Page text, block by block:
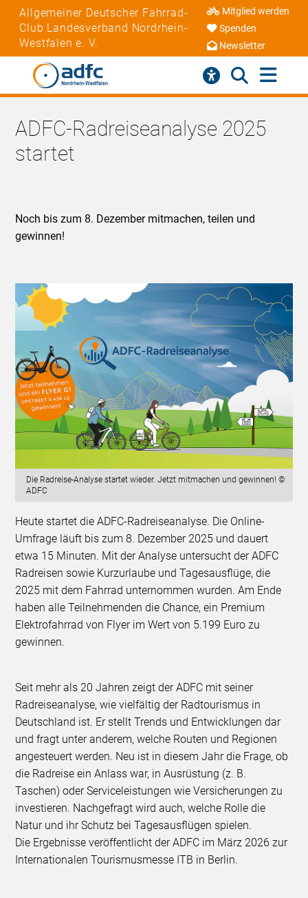
Allgemeiner Deutscher Fahrrad-
Club Landesverband Nordrhein-
Westfalen e. V.
Mitglied werden
Spenden
Newsletter
ADFC-Radreiseanalyse 2025
startet
Noch bis zum 8. Dezember mitmachen, teilen und
gewinnen!
Die Radreise-Analyse startet wieder. Jetzt mitmachen und gewinnen! ©
ADFC
Heute startet die ADFC-Radreiseanalyse. Die Online-
Umfrage läuft bis zum 8. Dezember 2025 und dauert
etwa 15 Minuten. Mit der Analyse untersucht der ADFC
Radreisen sowie Kurzurlaube und Tagesausflüge, die
2025 mit dem Fahrrad unternommen wurden. Am Ende
haben alle Teilnehmenden die Chance, ein Premium
Elektrofahrrad von Flyer im Wert von 5.199 Euro zu
gewinnen.
Seit mehr als 20 Jahren zeigt der ADFC mit seiner
Radreiseanalyse, wie vielfältig der Radtourismus in
Deutschland ist. Er stellt Trends und Entwicklungen dar
und fragt unter anderem, welche Routen und Regionen
angesteuert werden. Neu ist in diesem Jahr die Frage, ob
die Radreise ein Anlass war, in Ausrüstung (z. B.
Taschen) oder Serviceleistungen wie Versicherungen zu
investieren. Nachgefragt wird auch, welche Rolle die
Natur und ihr Schutz bei Tagesausflügen spielen.
Die Ergebnisse veröffentlicht der ADFC im März 2026 zur
Internationalen Tourismusmesse ITB in Berlin.